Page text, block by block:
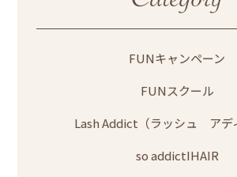
FUNキャンペーン
FUNスクール
Lash Addict（ラッシュ アデ
so addictIHAIR